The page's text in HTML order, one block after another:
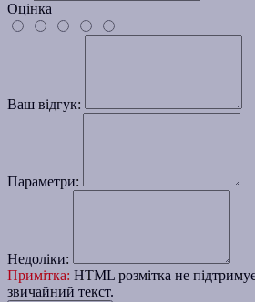
Оцінка
Ваш відгук:
Параметри:
Недоліки:
Примітка: HTML розмітка не
звичайний текст.